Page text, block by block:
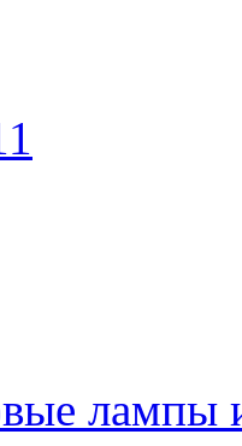
лампы